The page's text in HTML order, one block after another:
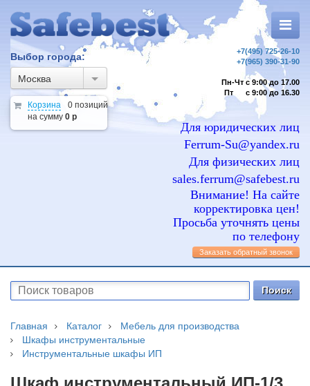
Выбор города:
Москва
Корзина
0 позиций
на сумму 0 р
+7(495) 725-26-10
+7(965) 390-31-90
Пн-Чт с 9:00 до 17.00
Пт с 9:00 до 16.30
Для юридических лиц
Ferrum-Su@yandex.ru
Для физических лиц
sales.ferrum@safebest.ru
Внимание! На сайте
корректировка цен!
Просьба уточнять цены
по телефону
Заказать обратный звонок
Главная Каталог
Мебель для производства
Шкафы инструментальные
Инструментальные шкафы ИП